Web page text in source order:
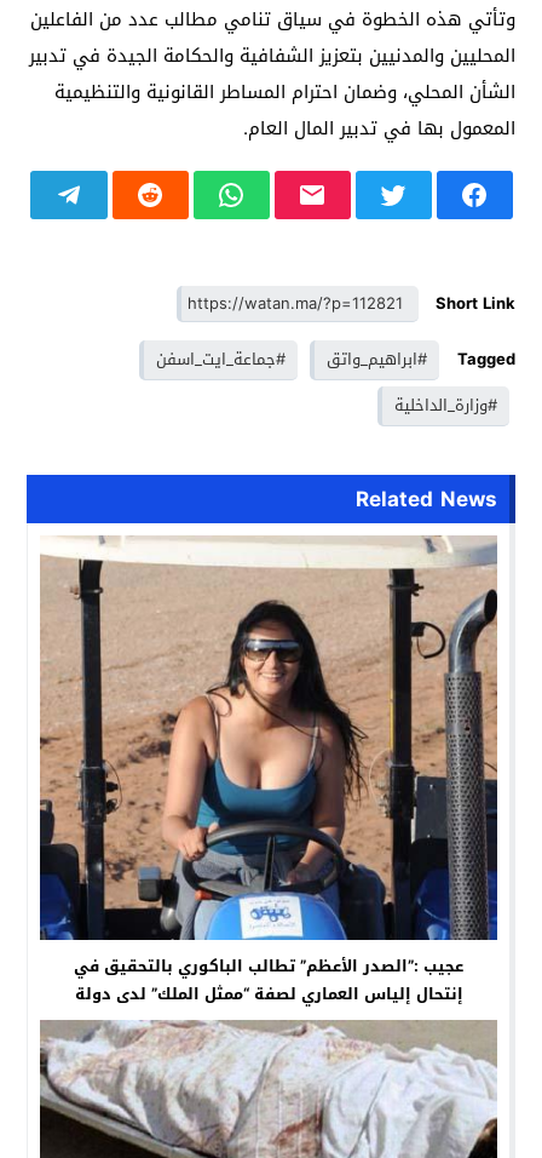
وتأتي هذه الخطوة في سياق تنامي مطالب عدد من الفاعلين
المحليين والمدنيين بتعزيز الشفافية والحكامة الجيدة في تدبير
الشأن المحلي، وضمان احترام المساطر القانونية والتنظيمية
المعمول بها في تدبير المال العام.
Short Link
Tagged
#ابراهيم_واتق
#جماعة_ايت_اسفن
#وزارة_الداخلية
Related News
عجيب :”الصدر الأعظم” تطالب الباكوري بالتحقيق في
إنتحال إلياس العماري لصفة “ممثل الملك” لدى دولة
البرغواي